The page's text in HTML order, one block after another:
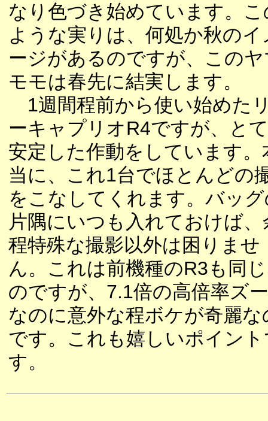
なり色づき始めています。こ
ような実りは、何処か秋のイ
ージがあるのですが、この
モモは春先に結実します。
1週間程前から使い始めた
ーキャプリオR4ですが、と
安定した作動をしています。
当に、これ1台でほとんどの
をこなしてくれます。バッ
片隅にいつも入れておけば、
程特殊な撮影以外は困りませ
ん。これは前機種のR3も同
のですが、7.1倍の高倍率ズ
なのに意外な程ボケが奇麗な
です。これも嬉しいポイン
す。